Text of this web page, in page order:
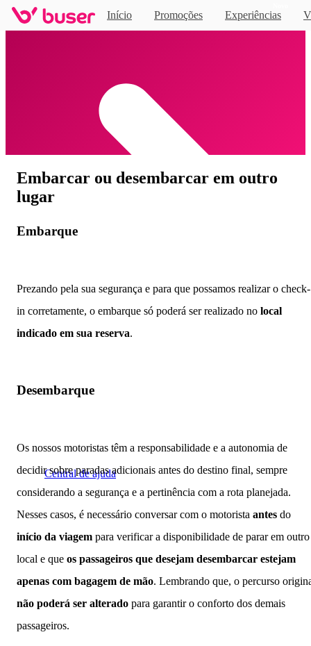
Início Promoções Experiências
Home
Central de ajuda
Embarcar ou desembarcar em outro
lugar
Embarque
Prezando pela sua segurança e para que possamos realizar o check-
in corretamente, o embarque só poderá ser realizado no local
indicado em sua reserva.
Desembarque
Os nossos motoristas têm a responsabilidade e a autonomia de
decidir sobre paradas adicionais antes do destino final, sempre
considerando a segurança e a pertinência com a rota planejada.
Nesses casos, é necessário conversar com o motorista antes do
início da viagem para verificar a disponibilidade de parar em outro
local e que os passageiros que desejam desembarcar estejam
apenas com bagagem de mão. Lembrando que, o percurso
não poderá ser alterado para garantir o conforto dos demais
passageiros.